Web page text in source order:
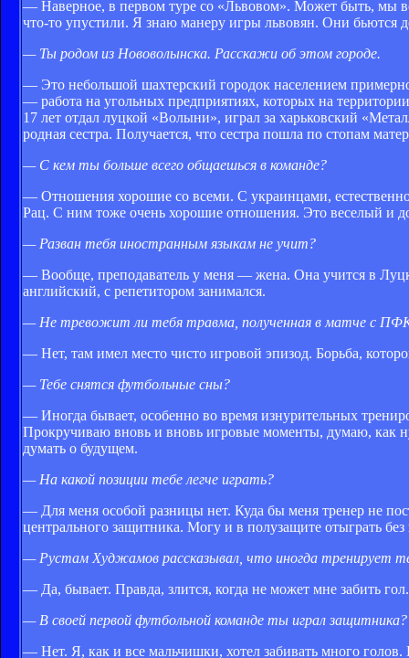
— Наверное, в первом туре со «Львовом». Может быть, мы
что-то упустили. Я знаю манеру игры львовян. Они бьются
— Ты родом из Нововолынска. Расскажи об этом городе.
— Это небольшой шахтерский городок населением
— работа на угольных предприятиях, которых на
17 лет отдал луцкой «Волыни», играл за харьковский
родная сестра. Получается, что сестра пошла по стопам
— С кем ты больше всего общаешься в команде?
— Отношения хорошие со всеми. С украинцами,
Рац. С ним тоже очень хорошие отношения. Это веселый и
— Разван тебя иностранным языкам не учит?
— Вообще, преподаватель у меня — жена. Она учится в
английский, с репетитором занимался.
— Не тревожит ли тебя травма, полученная в матче с ПФК
— Нет, там имел место чисто игровой эпизод. Борьба,
— Тебе снятся футбольные сны?
— Иногда бывает, особенно во время изнурительных
Прокручиваю вновь и вновь игровые моменты, думаю, как
думать о будущем.
— На какой позиции тебе легче играть?
— Для меня особой разницы нет. Куда бы меня тренер не
центрального защитника. Могу и в полузащите отыграть
— Рустам Худжамов рассказывал, что иногда тренирует
— Да, бывает. Правда, злится, когда не может мне забить
— В своей первой футбольной команде ты играл защитника?
— Нет. Я, как и все мальчишки, хотел забивать много